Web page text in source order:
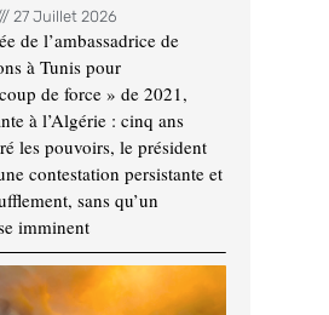
27 Juillet 2026
de l’ambassadrice de
à Tunis pour
de force » de 2021,
à l’Algérie : cinq ans
les pouvoirs, le président
contestation persistante et
sans qu’un
imminent